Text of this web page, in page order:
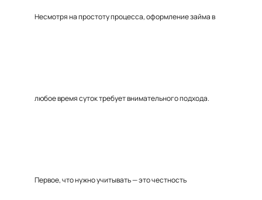
Несмотря на простоту процесса, оформление займа в
любое время суток требует внимательного подхода.
Первое, что нужно учитывать — это честность